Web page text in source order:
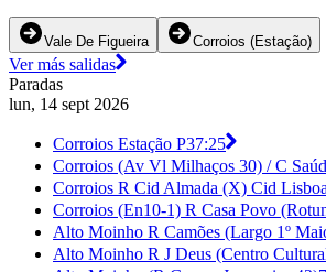
Vale De Figueira Corroios (Estação)
Ver más salidas
Paradas
lun, 14 sept 2026
Corroios Estação P37:25
Corroios (Av Vl Milhaços 30) / C
Corroios R Cid Almada (X) Cid Lisboa
Corroios (En10-1) R Casa Povo
Alto Moinho R Camões (Largo 1º
Alto Moinho R J Deus (Centro